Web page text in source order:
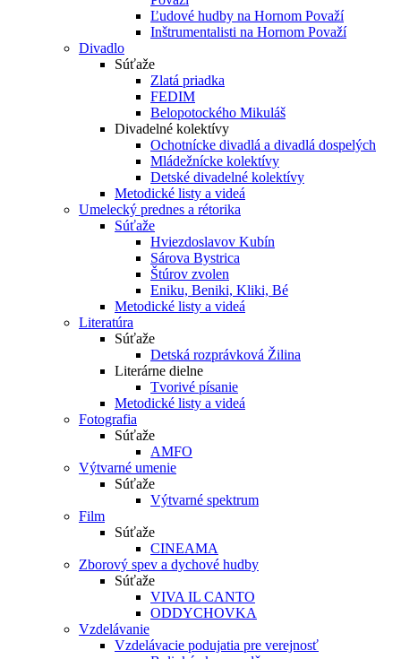
Ľudové hudby na Hornom Považí
Inštrumentalisti na Hornom Považí
Divadlo
Súťaže
Zlatá priadka
FEDIM
Belopotockého Mikuláš
Divadelné kolektívy
Ochotnícke divadlá a divadlá dospelých
Mládežnícke kolektívy
Detské divadelné kolektívy
Metodické listy a videá
Umelecký prednes a rétorika
Súťaže
Hviezdoslavov Kubín
Sárova Bystrica
Štúrov zvolen
Eniku, Beniki, Kliki, Bé
Metodické listy a videá
Literatúra
Súťaže
Detská rozprávková Žilina
Literárne dielne
Tvorivé písanie
Metodické listy a videá
Fotografia
Súťaže
AMFO
Výtvarné umenie
Súťaže
Výtvarné spektrum
Film
Súťaže
CINEAMA
Zborový spev a dychové hudby
Súťaže
VIVA IL CANTO
ODDYCHOVKA
Vzdelávanie
Vzdelávacie podujatia pre verejnosť